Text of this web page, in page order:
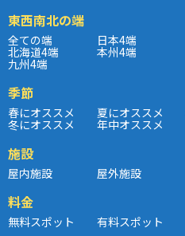
東西南北の端
全ての端 日本4端
北海道4端 本州4端
九州4端
季節
春にオススメ 夏にオススメ
冬にオススメ 年中オススメ
施設
屋内施設 屋外施設
料金
無料スポット 有料スポット